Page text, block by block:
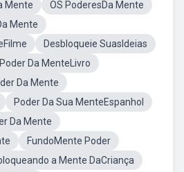
Mente
OS PoderesDa Mente
Mente
Desbloqueie SuasIdeias
Da MenteLivro
Da Mente
Poder Da Sua MenteEspanhol
Da Mente
FundoMente Poder
a Mente DaCriança